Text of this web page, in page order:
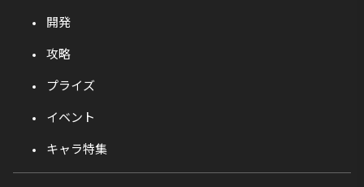
開発
攻略
プライズ
イベント
キャラ特集